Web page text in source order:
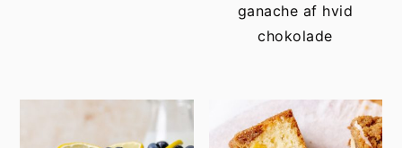
ganache af hvid
chokolade